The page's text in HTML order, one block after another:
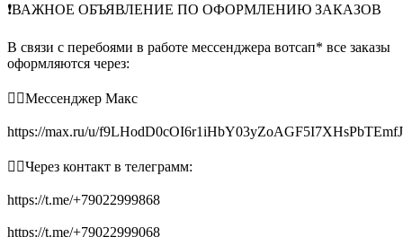
❗️ВАЖНОЕ ОБЪЯВЛЕНИЕ ПО ОФОРМЛЕНИЮ ЗАКАЗОВ
В связи с перебоями в работе мессенджера вотсап* все заказы
оформляются через:
👉🏻Мессенджер Макс
https://max.ru/u/
👉🏻Через контакт в телеграмм:
https://t.me/+79022999868
https://t.me/+79022999068